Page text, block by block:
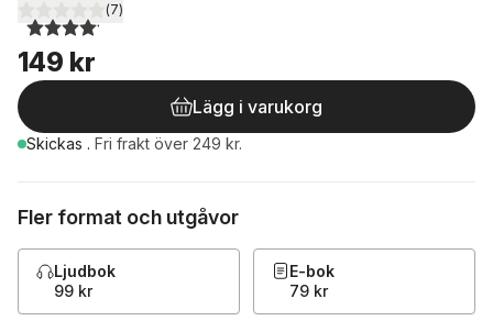
4,1utav 5 stjärnor. Totalt antal röster:
(7)
149 kr
Lägg i varukorg
Skickas . Fri frakt över 249 kr.
Fler format och utgåvor
Ljudbok
99 kr
E-bok
79 kr